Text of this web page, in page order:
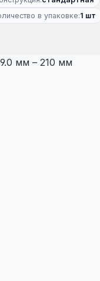
в упаковке:1 шт